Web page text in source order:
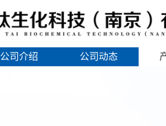
公司介绍 公司动态